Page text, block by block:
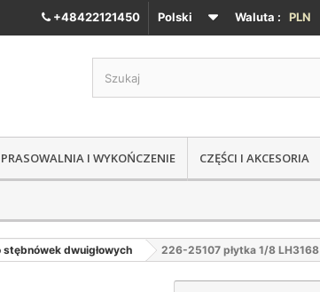
Waluta : PLN
Polski
+48422121450
PRASOWALNIA I WYKOŃCZENIE CZĘŚCI I AKCESORIA
stębnówek dwuigłowych 226-25107 płytka 1/8 LH3168